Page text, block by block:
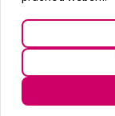
© 2026 Středočeská
organizace